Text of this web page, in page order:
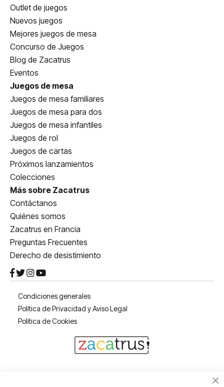
Outlet de juegos
Nuevos juegos
Mejores juegos de mesa
Concurso de Juegos
Blog de Zacatrus
Eventos
Juegos de mesa
Juegos de mesa familiares
Juegos de mesa para dos
Juegos de mesa infantiles
Juegos de rol
Juegos de cartas
Próximos lanzamientos
Colecciones
Más sobre Zacatrus
Contáctanos
Quiénes somos
Zacatrus en Francia
Preguntas Frecuentes
Derecho de desistimiento
Condiciones generales
Política de Privacidad y Aviso Legal
Política de Cookies